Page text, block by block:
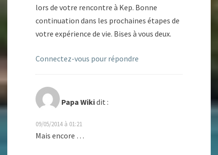
lors de votre rencontre à Kep. Bonne
continuation dans les prochaines étapes de
votre expérience de vie. Bises à vous deux.
Connectez-vous pour répondre
Papa Wikidit :
09/05/2014 à 01:21
Mais encore …